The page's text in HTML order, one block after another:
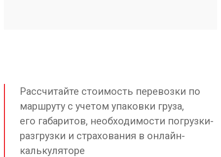
Рассчитайте стоимость перевозки по
маршруту с учетом упаковки груза,
его габаритов, необходимости погрузки-
разгрузки и страхования в онлайн-
калькуляторе